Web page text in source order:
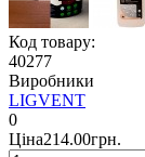
Код товару:
40277
Виробники
LIGVENT
0
Ціна214.00грн.